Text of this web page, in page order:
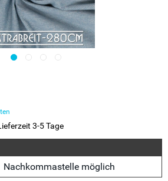
3-5 Tage
Nachkommastelle möglich